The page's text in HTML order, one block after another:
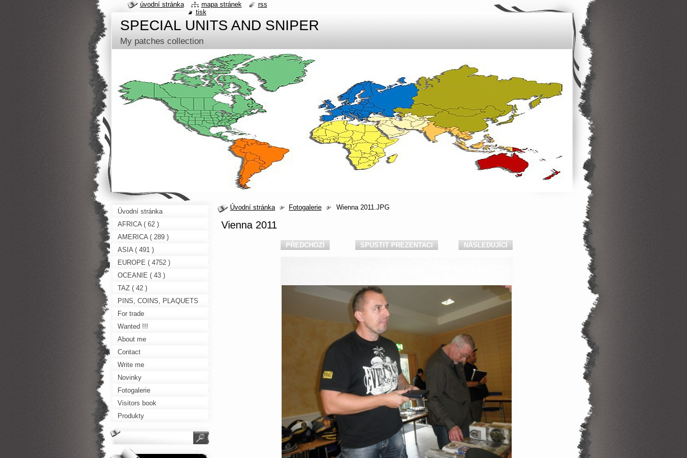
SPECIAL UNITS AND SNIPER
My patches collection
Úvodní stránka Fotogalerie Wienna 2011.JPG
Vienna 2011
PŘEDCHOZÍ SPUSTIT PREZENTACI NÁSLEDUJÍCÍ
Úvodní stránka
AFRICA ( 62 )
AMERICA ( 289 )
ASIA ( 491 )
EUROPE ( 4752 )
OCEANIE ( 43 )
TAZ ( 42 )
PINS, COINS, PLAQUETS
For trade
Wanted !!!
About me
Contact
Write me
Novinky
Fotogalerie
Visitors book
Produkty
úvodní stránka mapa stránek
rss
tisk